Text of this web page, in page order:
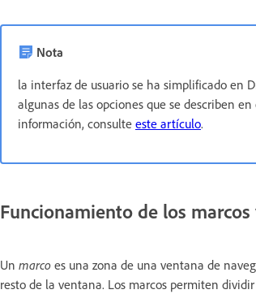
Nota
la interfaz de usuario se ha simplificado en
algunas de las opciones que se describen
información, consulte este artículo.
Funcionamiento de los
Un marco es una zona de una ventana de
resto de la ventana. Los marcos permiten